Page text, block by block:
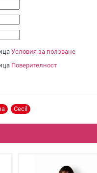
Условия за ползване
Поверителност
Cecil